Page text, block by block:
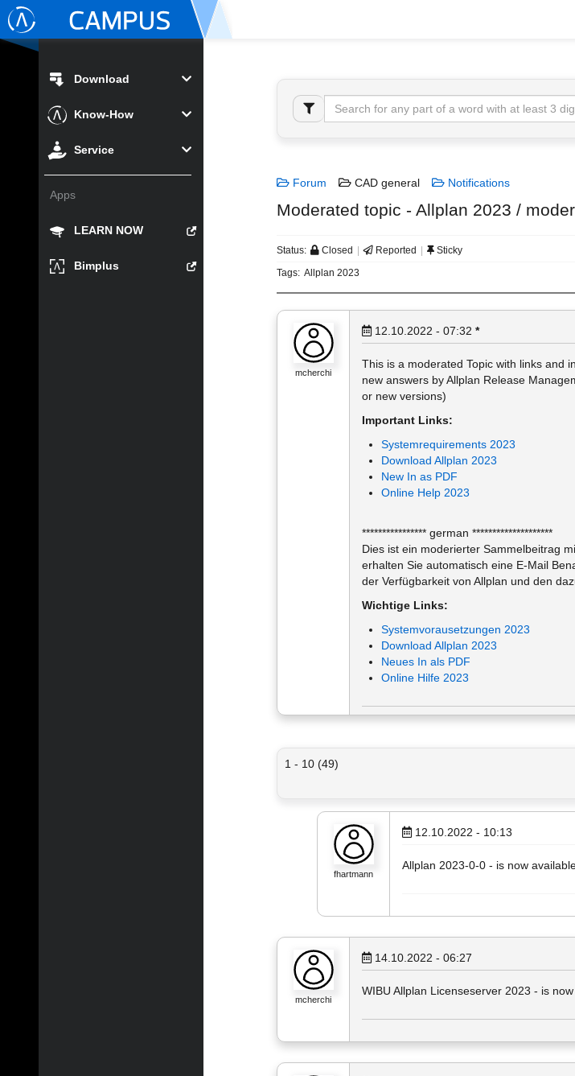
Download
Know-How
Service
Apps
LEARN NOW
Bimplus
Forum CAD general Notifications
Moderated topic - Allplan 2023 /
Status: Closed Reported
Sticky
Tags: Allplan 2023
mcherchi
12.10.2022 - 07:32 *
This is a moderated Topic with links and
new answers by Allplan Release
or new versions)
Important Links:
Systemrequirements 2023
Download Allplan 2023
New In as PDF
Online Help 2023
**************** german ********************
Dies ist ein moderierter Sammelbeitrag
erhalten Sie automatisch eine E-Mail
der Verfügbarkeit von Allplan und den
Wichtige Links:
Systemvorausetzungen 2023
Download Allplan 2023
Neues In als PDF
Online Hilfe 2023
1 - 10 (49)
fhartmann
12.10.2022 - 10:13
Allplan 2023-0-0 - is now
mcherchi
14.10.2022 - 06:27
WIBU Allplan Licenseserver 2023 - is